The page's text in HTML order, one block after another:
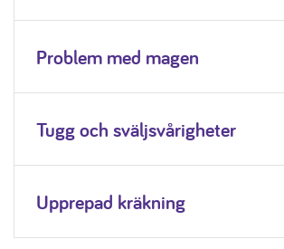
Problem med magen
Tugg och sväljsvårigheter
Upprepad kräkning